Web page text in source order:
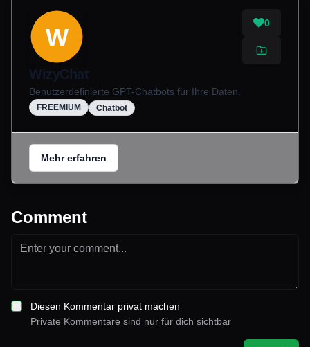
W
0
WizyChat
Benutzerdefinierte GPT-Chatbots für Ihre Daten.
FREEMIUM Chatbot
Mehr erfahren
Comment
Diesen Kommentar privat machen
Private Kommentare sind nur für dich sichtbar